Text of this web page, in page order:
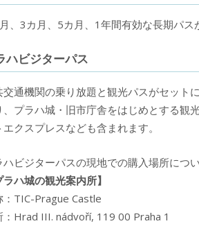
、3カ月、5カ月、1年間有効な長期パス
ハビジターパス
交通機関の乗り放題と観光パスがセット
、プラハ城・旧市庁舎をはじめとする観
エクスプレスなども含まれます。
ハビジターパスの現地での購入場所につ
ラハ城の観光案内所】
：TIC-Prague Castle
：Hrad III. nádvoří, 119 00 Praha 1